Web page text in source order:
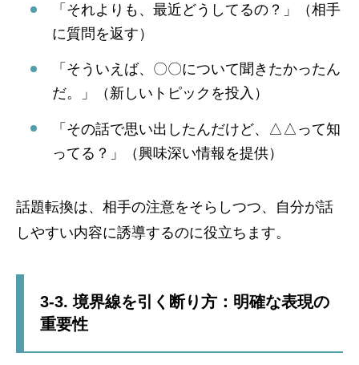
「それよりも、最近どうしてるの？」（相手
に質問を返す）
「そういえば、〇〇について聞きたかったん
だ。」（新しいトピックを投入）
「その話で思い出したんだけど、△△って知
ってる？」（興味深い情報を提供）
話題転換は、相手の注意をそらしつつ、自分が話
しやすい内容に誘導するのに役立ちます。
3-3. 境界線を引く断り方：明確な表現の
重要性